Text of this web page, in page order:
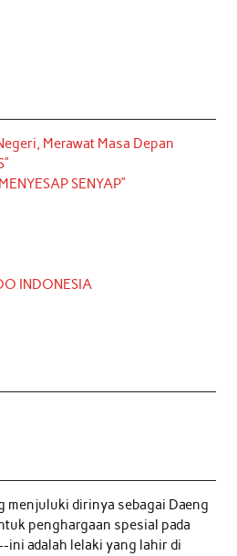
Merawat Masa Depan
SENYAP”
INDONESIA
menjuluki dirinya sebagai Daeng
penghargaan spesial pada
ini adalah lelaki yang lahir di